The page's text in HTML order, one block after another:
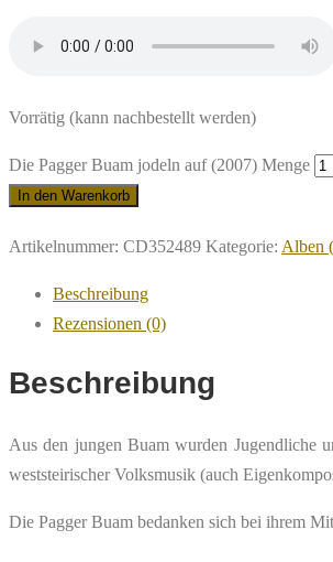
Vorrätig (kann nachbestellt werden)
Die Pagger Buam jodeln auf (2007) Menge
In den Warenkorb
Artikelnummer: CD352489 Kategorie: Alben
Beschreibung
Rezensionen (0)
Beschreibung
Aus den jungen Buam wurden Jugendliche
weststeirischer Volksmusik (auch
Die Pagger Buam bedanken sich bei ihrem